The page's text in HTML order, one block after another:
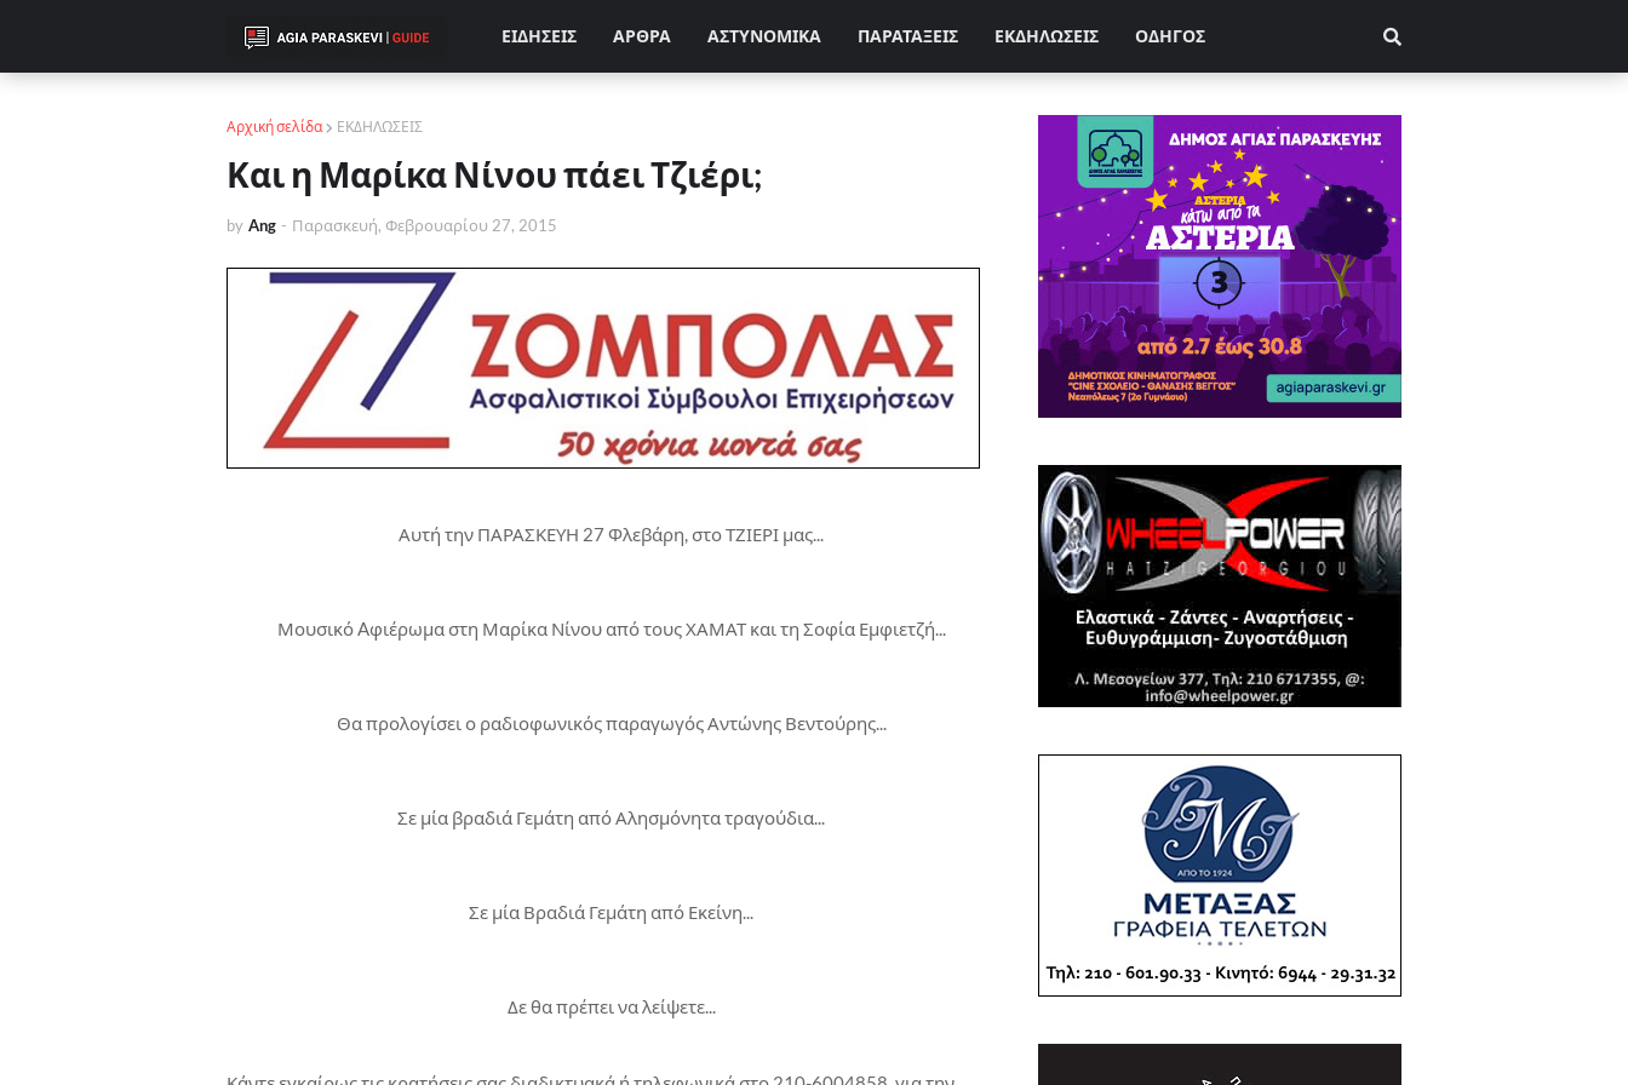
ΕΙΔΗΣΕΙΣ ΑΡΘΡΑ ΑΣΤΥΝΟΜΙΚΑ ΠΑΡΑΤΑΞΕΙΣ ΕΚΔΗΛΩΣΕΙΣ ΟΔΗΓΟΣ
Αρχική σελίδα ΕΚΔΗΛΩΣΕΙΣ
Και η Μαρίκα Νίνου πάει Τζιέρι;
by Ang - Παρασκευή, Φεβρουαρίου 27, 2015
Αυτή την ΠΑΡΑΣΚΕΥΗ 27 Φλεβάρη, στο ΤΖΙΕΡΙ μας...
Μουσικό Aφιέρωμα στη Μαρίκα Νίνου από τους ΧΑΜΑΤ και τη Σοφία Εμφιετζή...
Θα προλογίσει ο ραδιοφωνικός παραγωγός Αντώνης Βεντούρης...
Σε μία βραδιά Γεμάτη από Αλησμόνητα τραγούδια...
Σε μία Βραδιά Γεμάτη από Εκείνη...
Δε θα πρέπει να λείψετε...